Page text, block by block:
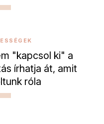
"kapcsol ki" a
írhatja át, amit
róla